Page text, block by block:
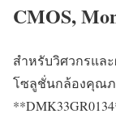
CMOS,
สำหรับวิศวกรแล
โซลูชั่นกล้องคุณภ